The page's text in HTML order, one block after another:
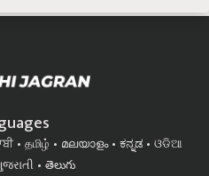
தமிழ் മലയാളം ಕನ್ನಡ
ଓଡିଆ
తెలుగు